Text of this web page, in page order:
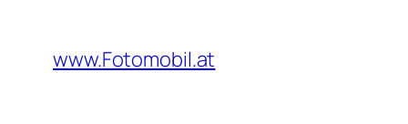
springen
www.Fotomobil.at